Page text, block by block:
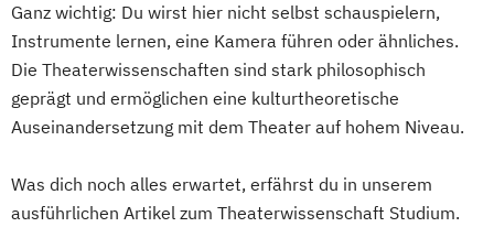
Genetik und Entwicklungsbiologie
Geographie
Geographie und Wirtschaftskunde
(Lehramt)
Sozialkunde und Politische Bildung
(Lehramt)
Ganz wichtig: Du wirst hier nicht selbst schauspielern,
Instrumente lernen, eine Kamera führen oder ähnliches.
Die Theaterwissenschaften sind stark philosophisch
geprägt und ermöglichen eine kulturtheoretische
Auseinandersetzung mit dem Theater auf hohem Niveau.
Was dich noch alles erwartet, erfährst du in unserem
ausführlichen Artikel zum Theaterwissenschaft Studium.